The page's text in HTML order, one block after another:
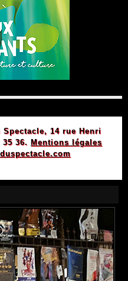
Spectacle, 14 rue Henri
36. Mentions légales